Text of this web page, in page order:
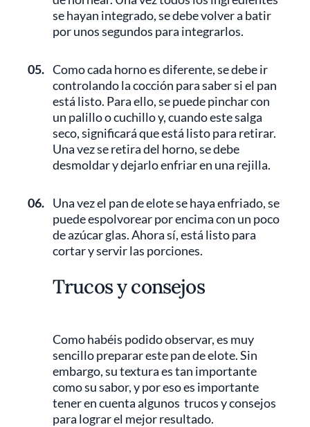
se hayan integrado, se debe volver a batir
por unos segundos para integrarlos.
05. Como cada horno es diferente, se debe ir
controlando la cocción para saber si el pan
está listo. Para ello, se puede pinchar con
un palillo o cuchillo y, cuando este salga
seco, significará que está listo para retirar.
Una vez se retira del horno, se debe
desmoldar y dejarlo enfriar en una rejilla.
06. Una vez el pan de elote se haya enfriado, se
puede espolvorear por encima con un poco
de azúcar glas. Ahora sí, está listo para
cortar y servir las porciones.
Trucos y consejos
Como habéis podido observar, es muy
sencillo preparar este pan de elote. Sin
embargo, su textura es tan importante
como su sabor, y por eso es importante
tener en cuenta algunos trucos y consejos
para lograr el mejor resultado.